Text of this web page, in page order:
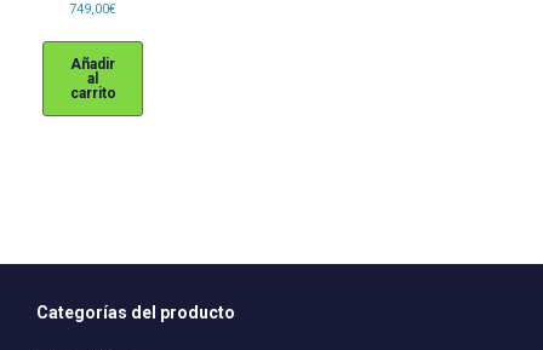
749,00€
Añadir
al
carrito
Categorías del producto